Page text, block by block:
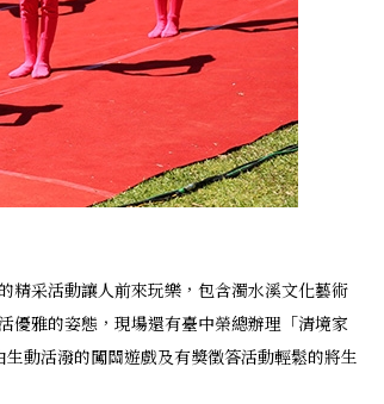
精采活動讓人前來玩樂，包含濁水溪文化藝術
優雅的姿態，現場還有臺中榮總辦理「清境家
動活潑的闖關遊戲及有獎徵答活動輕鬆的將生